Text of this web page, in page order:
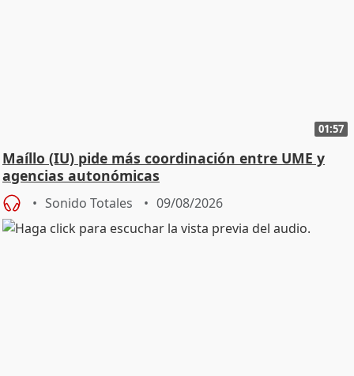
01:57
Maíllo (IU) pide más coordinación entre UME y
agencias autonómicas
Sonido Totales 09/08/2026